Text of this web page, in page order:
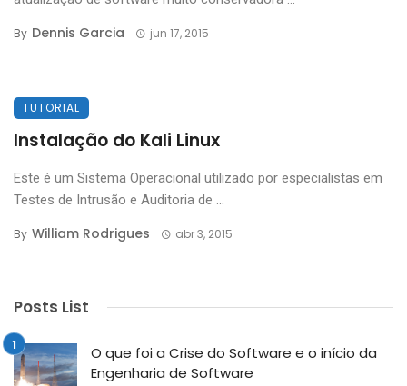
By Dennis Garcia jun 17, 2015
TUTORIAL
Instalação do Kali Linux
Este é um Sistema Operacional utilizado por especialistas em
Testes de Intrusão e Auditoria de ...
By William Rodrigues abr 3, 2015
Posts List
O que foi a Crise do Software e o início da
Engenharia de Software